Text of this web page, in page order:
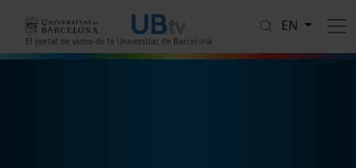
El portal de vídeo de la Universitat de Barcelona
EN